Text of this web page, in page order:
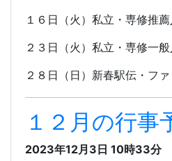
１６日（火）私立・専修推
２３日（火）私立・専修一般
２８日（日）新春駅伝・フ
１２月の行事
2023年12月3日 10時33分